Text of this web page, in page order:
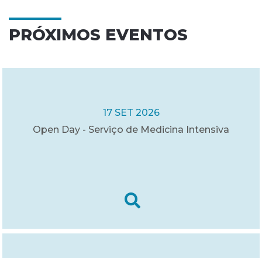
PRÓXIMOS EVENTOS
17 SET 2026
Open Day - Serviço de Medicina Intensiva